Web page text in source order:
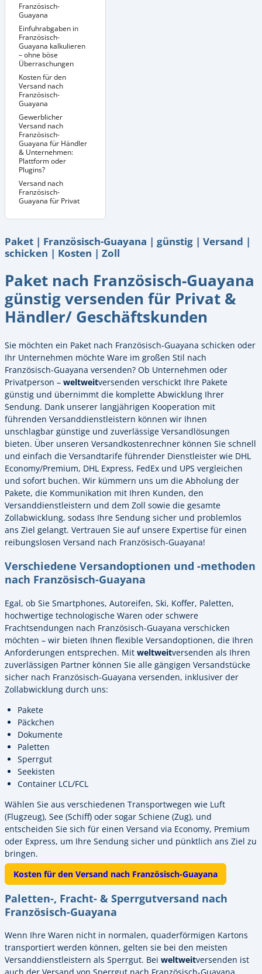
Französisch-
Guayana
Besondere
Versandbedingungen
für bestimmte
Produkte nach
Französisch-
Guayana
Einfuhrabgaben in
Französisch-
Guayana kalkulieren
– ohne böse
Überraschungen
Kosten für den
Versand nach
Französisch-
Guayana
Gewerblicher
Versand nach
Französisch-
Guayana für Händler
& Unternehmen:
Plattform oder
Plugins?
Versand nach
Französisch-
Guayana für Privat
Paket | Französisch-Guayana | günstig | Versand |
schicken | Kosten | Zoll
Paket nach Französisch-Guayana
günstig versenden für Privat &
Händler/ Geschäftskunden
Sie möchten ein Paket nach Französisch-Guayana schicken oder
Ihr Unternehmen möchte Ware im großen Stil nach
Französisch-Guayana versenden? Ob Unternehmen oder
Privatperson – weltweitversenden verschickt Ihre Pakete
günstig und übernimmt die komplette Abwicklung Ihrer
Sendung. Dank unserer langjährigen Kooperation mit
führenden Versanddienstleistern können wir Ihnen
unschlagbar günstige und zuverlässige Versandlösungen
bieten. Über unseren Versandkostenrechner können Sie schnell
und einfach die Versandtarife führender Dienstleister wie DHL
Economy/Premium, DHL Express, FedEx und UPS vergleichen
und sofort buchen. Wir kümmern uns um die Abholung der
Pakete, die Kommunikation mit Ihren Kunden, den
Versanddienstleistern und dem Zoll sowie die gesamte
Zollabwicklung, sodass Ihre Sendung sicher und problemlos
ans Ziel gelangt. Vertrauen Sie auf unsere Expertise für einen
reibungslosen Versand nach Französisch-Guayana!
Verschiedene Versandoptionen und -methoden
nach Französisch-Guayana
Egal, ob Sie Smartphones, Autoreifen, Ski, Koffer, Paletten,
hochwertige technologische Waren oder schwere
Frachtsendungen nach Französisch-Guayana verschicken
möchten – wir bieten Ihnen flexible Versandoptionen, die Ihren
Anforderungen entsprechen. Mit weltweitversenden als Ihren
zuverlässigen Partner können Sie alle gängigen Versandstücke
sicher nach Französisch-Guayana versenden, inklusiver der
Zollabwicklung durch uns:
Pakete
Päckchen
Dokumente
Paletten
Sperrgut
Seekisten
Container LCL/FCL
Wählen Sie aus verschiedenen Transportwegen wie Luft
(Flugzeug), See (Schiff) oder sogar Schiene (Zug), und
entscheiden Sie sich für einen Versand via Economy, Premium
oder Express, um Ihre Sendung sicher und pünktlich ans Ziel zu
bringen.
Kosten für den Versand nach Französisch-Guayana
Paletten-, Fracht- & Sperrgutversand nach
Französisch-Guayana
Wenn Ihre Waren nicht in normalen, quaderförmigen Kartons
transportiert werden können, gelten sie bei den meisten
Versanddienstleistern als Sperrgut. Bei weltweitversenden ist